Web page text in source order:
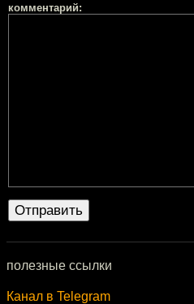
комментарий:
полезные ссылки
Канал в Telegram